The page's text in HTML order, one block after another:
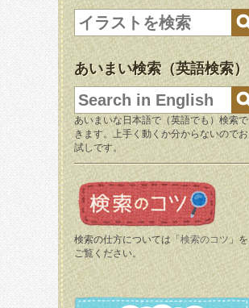
あいまい検索（英語検索）
あいまいな日本語で（英語でも）検索で
きます。上手く動くか分からないのでお
試しです。
検索の仕方については「 検索のコツ 」を
ご覧ください。